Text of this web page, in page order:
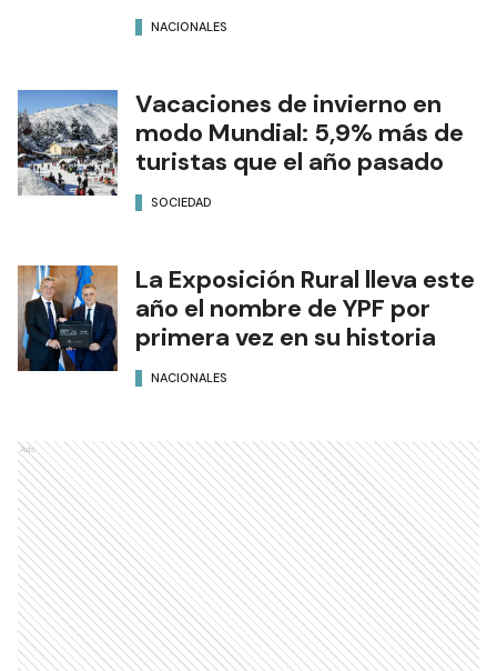
NACIONALES
Vacaciones de invierno en
modo Mundial: 5,9% más de
turistas que el año pasado
SOCIEDAD
La Exposición Rural lleva este
año el nombre de YPF por
primera vez en su historia
NACIONALES
Ads